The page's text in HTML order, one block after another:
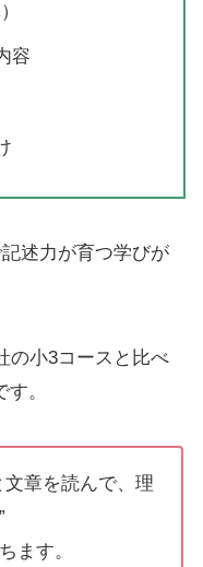
容
述力が育つ学びが
の小3コースと比べ
。
文章を読んで、理
ます。